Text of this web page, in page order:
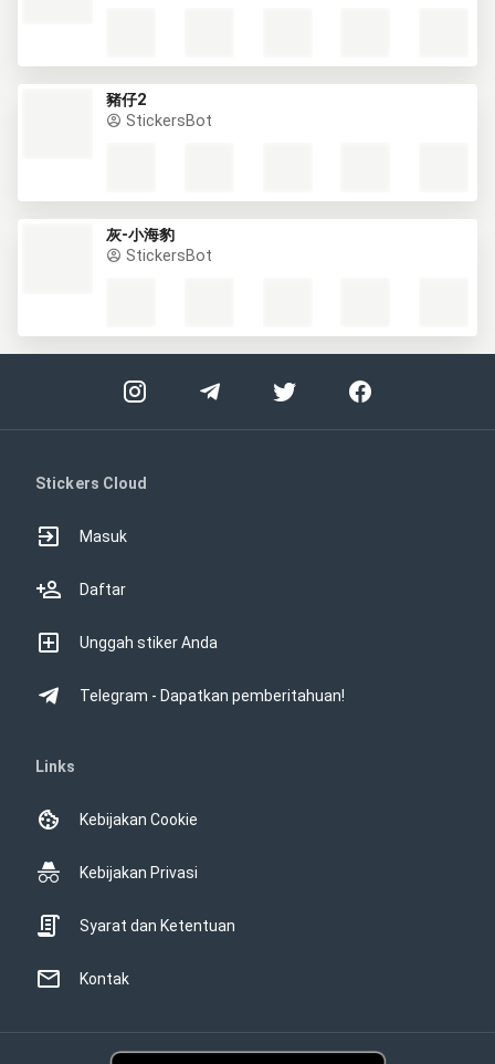
豬仔2
StickersBot
灰-小海豹
StickersBot
Stickers Cloud
Masuk
Daftar
Unggah stiker Anda
Telegram - Dapatkan pemberitahuan!
Links
Kebijakan Cookie
Kebijakan Privasi
Syarat dan Ketentuan
Kontak